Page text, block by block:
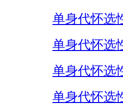
单身代怀选
单身代怀选
单身代怀选
单身代怀选